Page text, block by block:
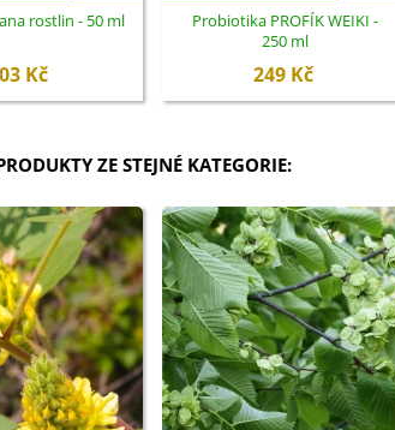
rostlin - 50 ml
Kč
Probiotika PROFÍK WEIKI -
250 ml
249 Kč
ZE STEJNÉ KATEGORIE: